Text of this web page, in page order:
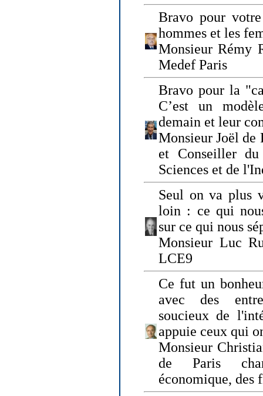
Bravo pour
hommes et les
Monsieur Rémy
Medef Paris
Bravo pour la
C’est un
demain et leur
Monsieur Joël de
et Conseiller
Sciences et de
Seul on va plus
loin : ce qui
sur ce qui nous
Monsieur Luc
LCE9
Ce fut un
avec des
soucieux de
appuie ceux qui
Monsieur
de Paris
économique, des